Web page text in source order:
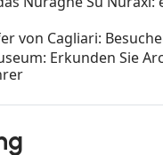
von Cagliari:
Erkunden Sie